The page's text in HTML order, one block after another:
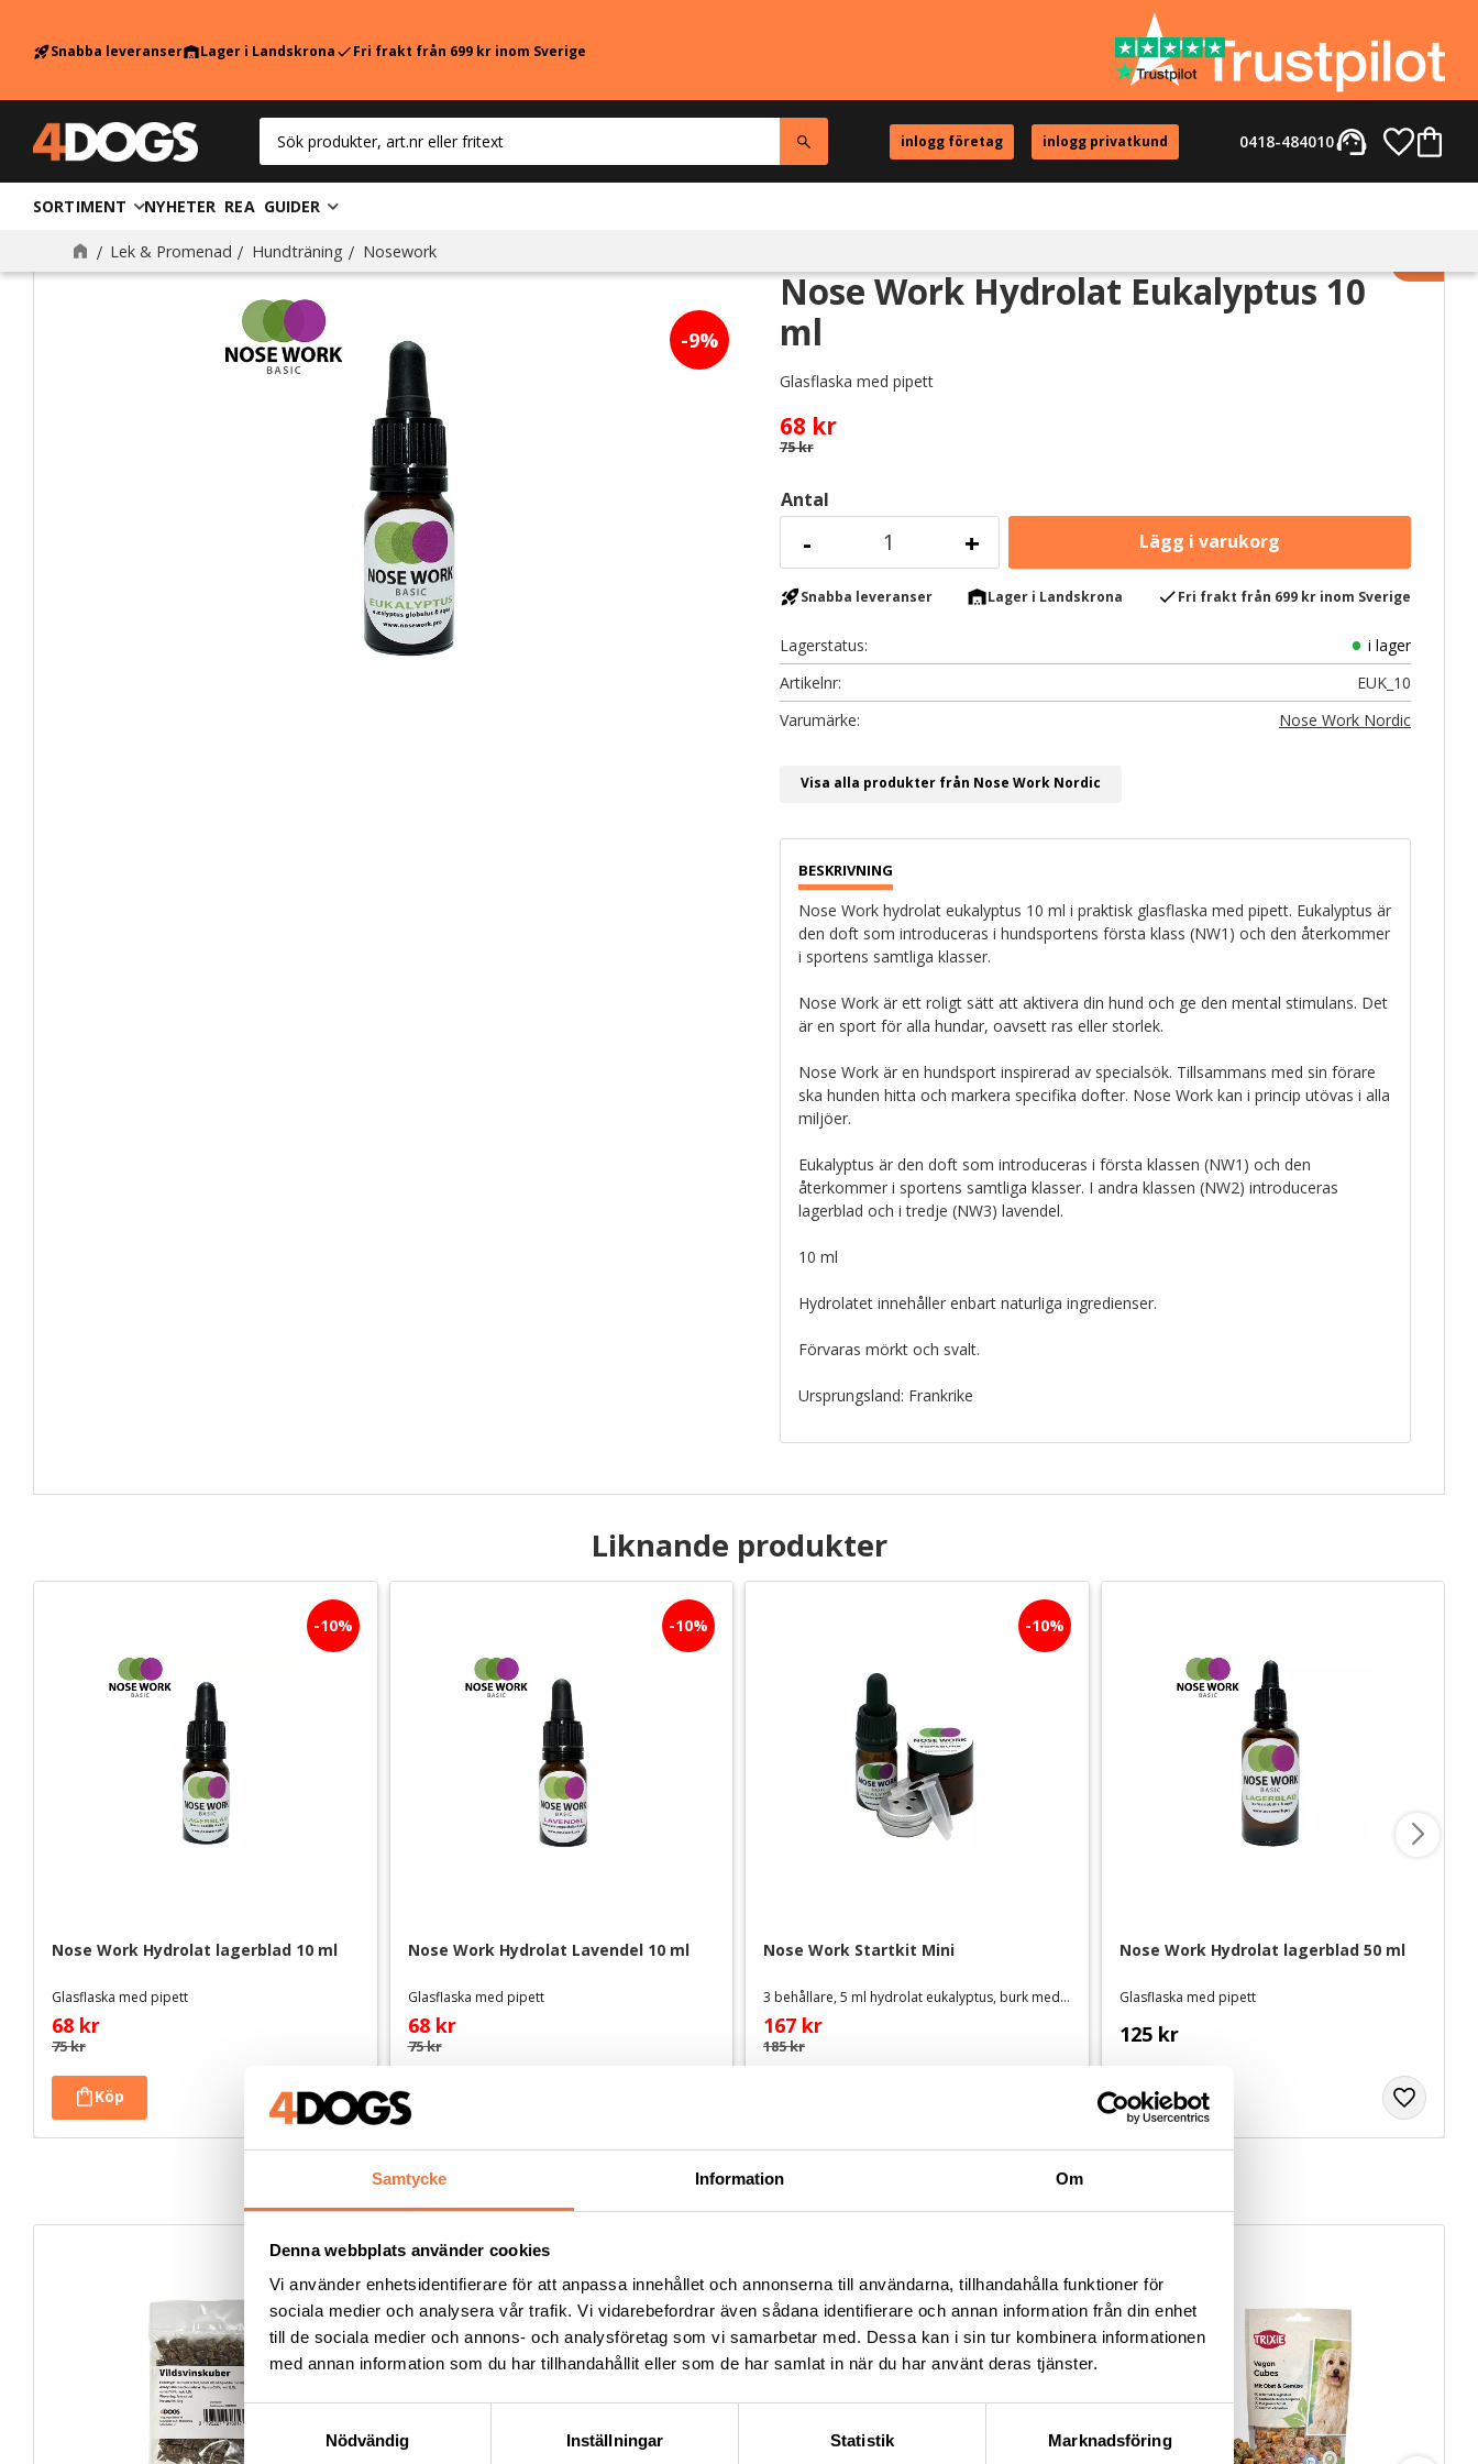
Samtycke Information Om
Denna webbplats använder cookies
Vi använder enhetsidentifierare för att anpassa innehållet och annonserna till användarna, tillhandahålla funktioner för
sociala medier och analysera vår trafik. Vi vidarebefordrar även sådana identifierare och annan information från din enhet
till de sociala medier och annons- och analysföretag som vi samarbetar med. Dessa kan i sin tur kombinera informationen
med annan information som du har tillhandahållit eller som de har samlat in när du har använt deras tjänster.
S
a
Nödvändig Inställningar Statistik Marknadsföring
rocket_launchSnabba leveranserwarehouseLager i LandskronacheckFri frakt från 699 kr inom Sverige
inlogg företag inlogg privatkund support_agent
0418-484010
SORTIMENT NYHETER REA GUIDER
Lek & Promenad Hundträning Nosework
Nose Work Hydrolat Eukalyptus 10
ml
Glasflaska med pipett
9%
Nedsatt pris:
68 kr
Ordinarie pris:
75kr
Antal
+
-
Lägg
rocket_launchSnabba leveranser warehouseLager i Landskrona checkFri frakt från 699 kr inom Sverige
Lagerstatus
i lager
Artikelnr
EUK_10
Nose Work Nordic
Visa alla produkter från Nose Work Nordic
Nose Work hydrolat eukalyptus 10 ml i praktisk glasflaska med pipett. Eukalyptus är
den doft som introduceras i hundsportens första klass (NW1) och den återkommer
i sportens samtliga klasser.
Nose Work är ett roligt sätt att aktivera din hund och ge den mental stimulans. Det
är en sport för alla hundar, oavsett ras eller storlek.
Nose Work är en hundsport inspirerad av specialsök. Tillsammans med sin förare
ska hunden hitta och markera specifika dofter. Nose Work kan i princip utövas i alla
miljöer.
Eukalyptus är den doft som introduceras i första klassen (NW1) och den
återkommer i sportens samtliga klasser. I andra klassen (NW2) introduceras
lagerblad och i tredje (NW3) lavendel.
10 ml
Hydrolatet innehåller enbart naturliga ingredienser.
Förvaras mörkt och svalt.
Ursprungsland: Frankrike
Liknande produkter
Nose Work Hydrolat lagerblad 10 ml
Glasflaska med pipett
68 kr
75kr
10%
Nose Work Hydrolat Lavendel 10 ml
Glasflaska med pipett
68 kr
75kr
10%
Nose Work Startkit Mini
3 behållare, 5 ml hydrolat eukalyptus, burk med 20 topshuvuden
167 kr
185kr
10%
Nose Work Hydrolat lagerblad 50 ml
Glasflaska med pipett
125 kr
Andra köpte även